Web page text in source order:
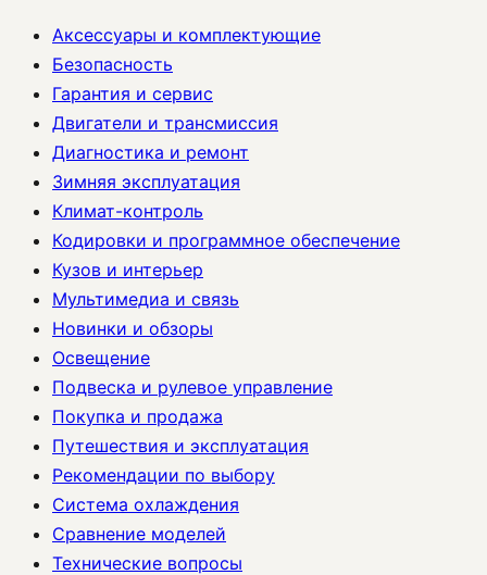
Аксессуары и комплектующие
Безопасность
Гарантия и сервис
Двигатели и трансмиссия
Диагностика и ремонт
Зимняя эксплуатация
Климат-контроль
Кодировки и программное обеспечение
Кузов и интерьер
Мультимедиа и связь
Новинки и обзоры
Освещение
Подвеска и рулевое управление
Покупка и продажа
Путешествия и эксплуатация
Рекомендации по выбору
Система охлаждения
Сравнение моделей
Технические вопросы